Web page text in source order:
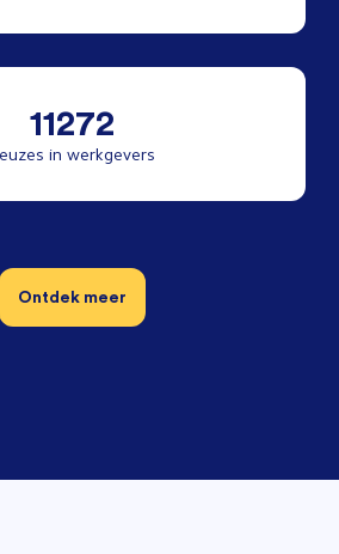
11272
in werkgevers
Ontdek meer